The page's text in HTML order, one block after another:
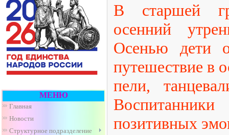
МЕНЮ
Главная
Новости
Структурное подразделение
В старшей
осенний
Осенью дети
путешествие в
пели,
позитивных